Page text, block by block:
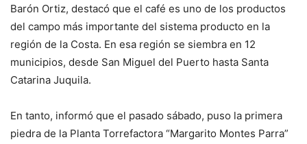
Barón Ortiz, destacó que el café es uno de los productos
del campo más importante del sistema producto en la
región de la Costa. En esa región se siembra en 12
municipios, desde San Miguel del Puerto hasta Santa
Catarina Juquila.
En tanto, informó que el pasado sábado, puso la primera
piedra de la Planta Torrefactora “Margarito Montes Parra”